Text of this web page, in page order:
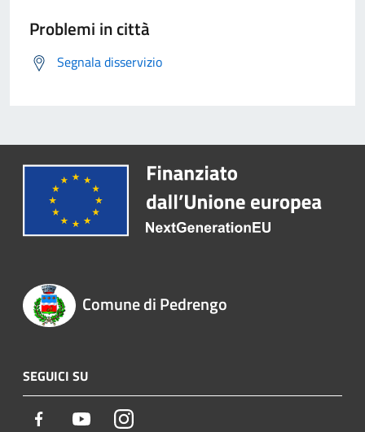
Problemi in città
Segnala disservizio
Comune di Pedrengo
SEGUICI SU
Facebook YoutubeInstagram